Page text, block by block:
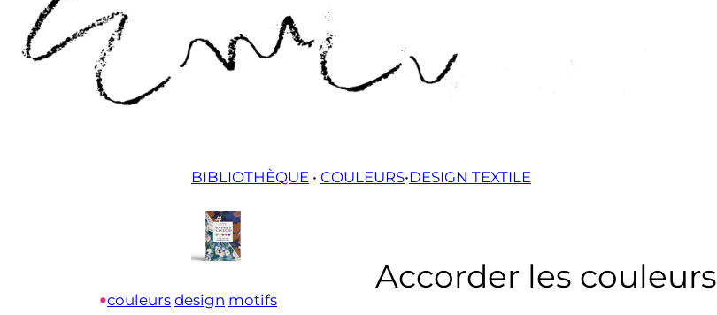
BIBLIOTHÈQUE • COULEURS•DESIGN TEXTILE
•couleurs design motifs
Accorder les couleurs